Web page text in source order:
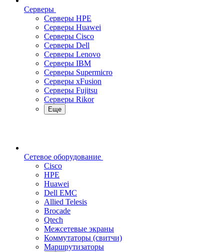
Серверы
Серверы HPE
Серверы Huawei
Серверы Cisco
Серверы Dell
Серверы Lenovo
Серверы IBM
Серверы Supermicro
Серверы xFusion
Серверы Fujitsu
Серверы Rikor
Еще
Сетевое оборудование
Cisco
HPE
Huawei
Dell EMC
Allied Telesis
Brocade
Qtech
Межсетевые экраны
Коммутаторы (свитчи)
Маршрутизаторы